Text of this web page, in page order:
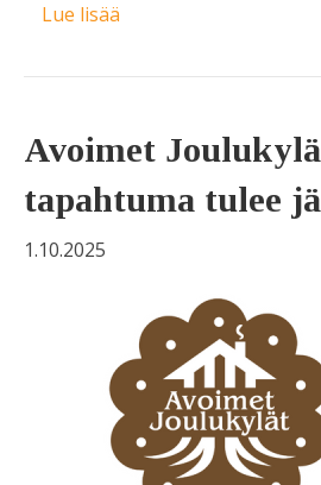
Lue lisää
Avoimet
tapahtuma tulee
1.10.2025